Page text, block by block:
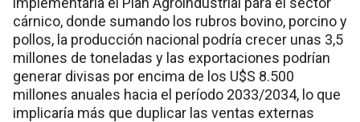
cárnico, donde sumando los rubros bovino, porcino y
pollos, la producción nacional podría crecer unas 3,5
millones de toneladas y las exportaciones podrían
generar divisas por encima de los U$S 8.500
millones anuales hacia el período 2033/2034, lo que
implicaría más que duplicar las ventas externas